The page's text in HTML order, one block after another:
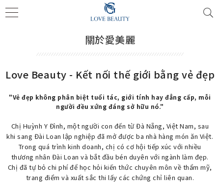
關於愛美麗
Love Beauty - Kết nối thế giới bằng vẻ đẹp
"Vẻ đẹp không phân biệt tuổi tác, giới tính hay đẳng cấp, mỗi
người đều xứng đáng sở hữu nó."
Chị Huỳnh Y Đình, một người con đến từ Đà Nẵng, Việt Nam, sau
khi sang Đài Loan lập nghiệp đã mở được ba nhà hàng món ăn Việt.
Trong quá trình kinh doanh, chị có cơ hội tiếp xúc với nhiều
thương nhân Đài Loan và bắt đầu bén duyên với ngành làm đẹp.
Chị đã tự bỏ chi phí để học hỏi kiến thức chuyên môn về thẩm mỹ,
trang điểm và xuất sắc thi lấy các chứng chỉ liên quan.